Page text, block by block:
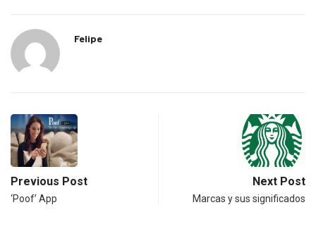
Felipe
Previous Post
‘Poof’ App
Next Post
Marcas y sus significados